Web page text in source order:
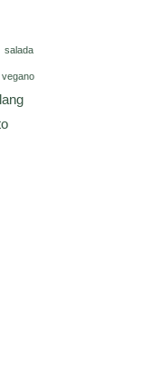
salada
vegano